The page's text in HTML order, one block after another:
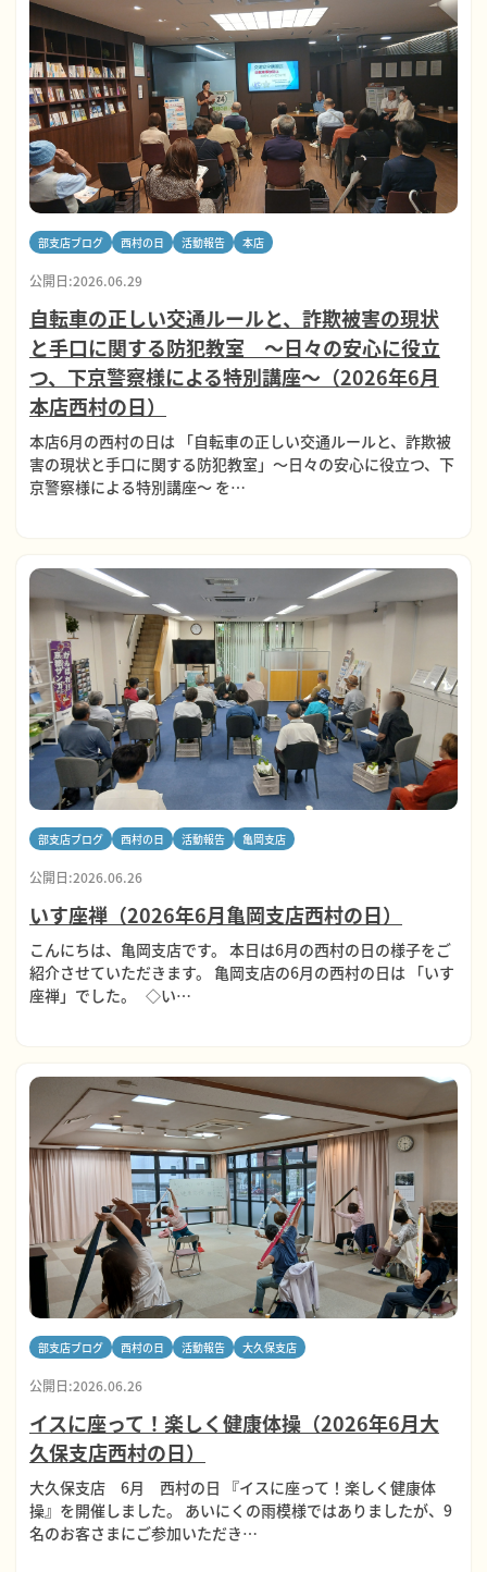
部支店ブログ 西村の日 活動報告 本店
公開日:2026.06.29
自転車の正しい交通ルールと、詐欺被害の現状
と手口に関する防犯教室 ～日々の安心に役立
つ、下京警察様による特別講座～（2026年6月
本店西村の日）
本店6月の西村の日は 「自転車の正しい交通ルールと、詐欺被
害の現状と手口に関する防犯教室」～日々の安心に役立つ、下
京警察様による特別講座～ を…
部支店ブログ 西村の日 活動報告 亀岡支店
公開日:2026.06.26
いす座禅（2026年6月亀岡支店西村の日）
こんにちは、亀岡支店です。 本日は6月の西村の日の様子をご
紹介させていただきます。 亀岡支店の6月の西村の日は 「いす
座禅」でした。 ◇い…
部支店ブログ 西村の日 活動報告 大久保支店
公開日:2026.06.26
イスに座って！楽しく健康体操（2026年6月大
久保支店西村の日）
大久保支店 6月 西村の日 『イスに座って！楽しく健康体
操』を開催しました。 あいにくの雨模様ではありましたが、9
名のお客さまにご参加いただき…